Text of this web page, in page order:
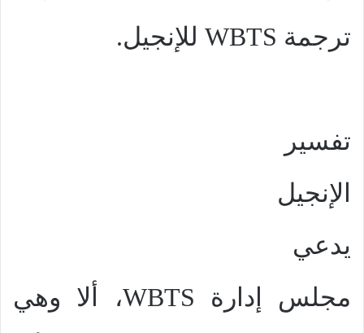
ترجمة WBTS للإنجيل.
تفسير
الإنجيل
يدعي
مجلس إدارة WBTS، ألا وهي